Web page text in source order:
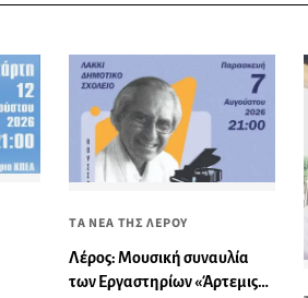
ΤΑ ΝΕΑ ΤΗΣ ΛΕΡΟΥ
Λέρος: Μουσική συναυλία
των Εργαστηρίων «Άρτεμις»